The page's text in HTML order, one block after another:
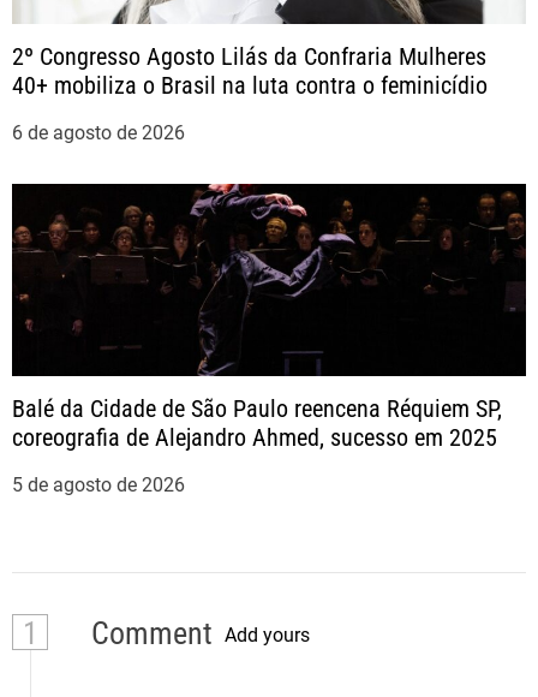
t
2º Congresso Agosto Lilás da Confraria Mulheres
40+ mobiliza o Brasil na luta contra o feminicídio
6 de agosto de 2026
Balé da Cidade de São Paulo reencena Réquiem SP,
coreografia de Alejandro Ahmed, sucesso em 2025
5 de agosto de 2026
1 Comment Add yours